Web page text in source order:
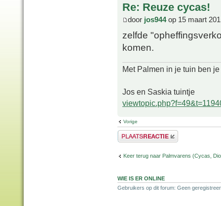
Re: Reuze cycas!
door jos944op 15 maart
zelfde
komen.
Met Palmen in je tuin ben
Jos en Saskia tuintje
Vorige
Plaats een reactie
Keer terug naar Palmvarens (Cycas,
WIE IS ER ONLINE
Gebruikers op dit forum: Geen